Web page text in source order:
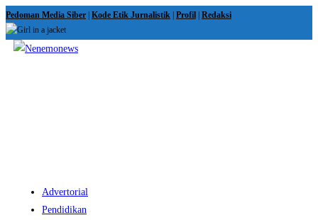
Skip
to
content
Pedoman Media Siber Kode Etik Jurnalistik Profil Redaksi
Advertorial
Pendidikan